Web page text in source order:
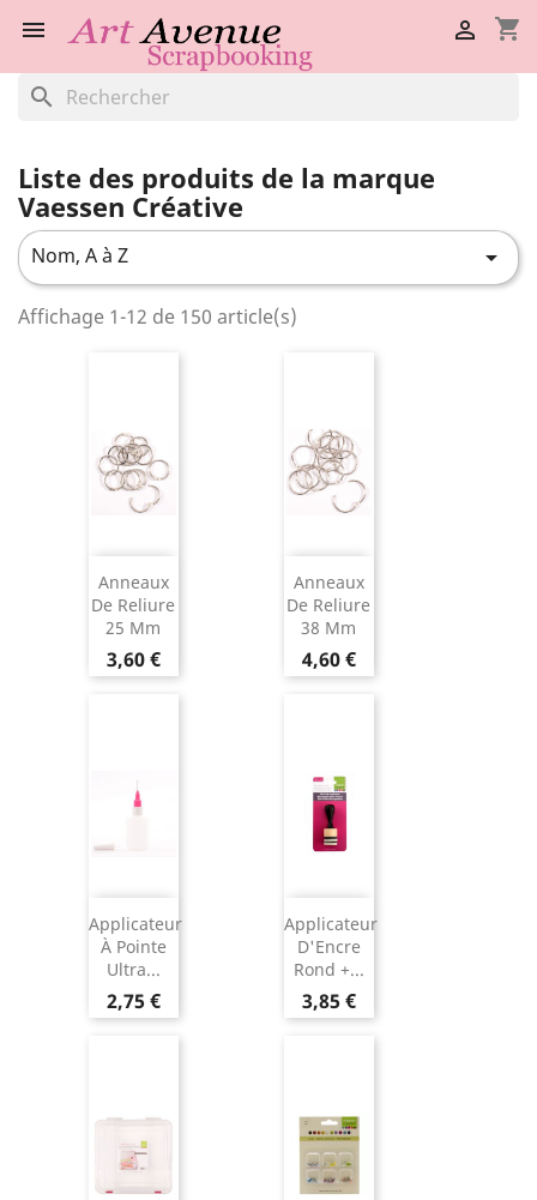
 shopping_cart

search
Liste des produits de la marque
Vaessen Créative
Nom, A à Z 
Affichage 1-12 de 150 article(s)
Anneaux
De Reliure
25 Mm
3,60 €
Anneaux
De Reliure
38 Mm
4,60 €
Applicateur
À Pointe
Ultra...
2,75 €
Applicateur
D'Encre
Rond +...
3,85 €